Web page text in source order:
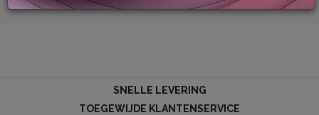
SNELLE LEVERING
TOEGEWIJDE KLANTENSERVICE